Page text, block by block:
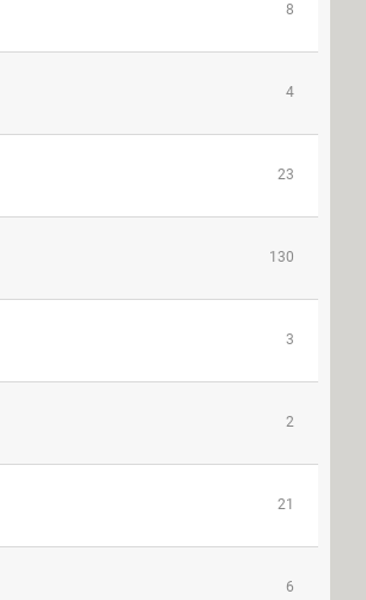
8
4
23
130
3
2
21
6